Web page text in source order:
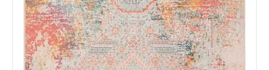
Nombre y Referencia del producto*